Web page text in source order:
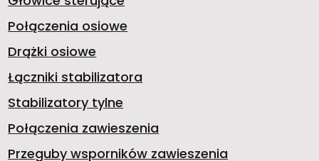
45
0 C
Połączenia osiowe
Drążki osiowe
Łączniki stabilizatora
Stabilizatory tylne
Połączenia zawieszenia
Przeguby wsporników zawieszenia